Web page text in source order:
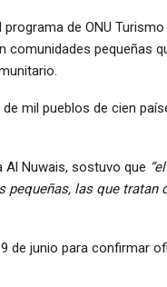
de ONU
pequeñas
mil pueblos de cien
Al Nuwais, sostuvo que
las que tratan
de junio para confirmar